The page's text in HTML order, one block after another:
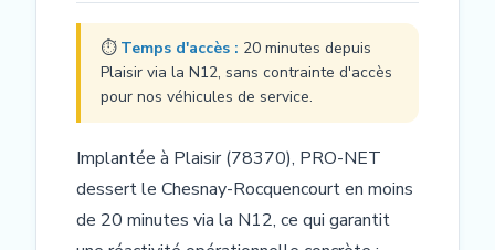
⏱ Temps d'accès : 20 minutes depuis
Plaisir via la N12, sans contrainte d'accès
pour nos véhicules de service.
Implantée à Plaisir (78370), PRO-NET
dessert le Chesnay-Rocquencourt en moins
de 20 minutes via la N12, ce qui garantit